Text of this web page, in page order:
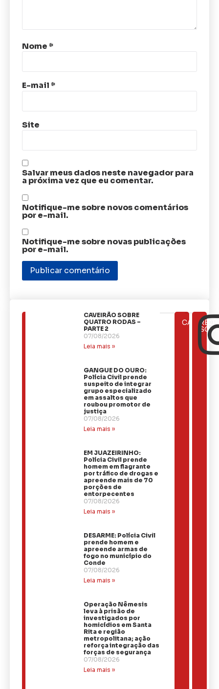
Nome*
E-mail*
Site
Salvar meus dados neste navegador para
a próxima vez que eu comentar.
Notifique-me sobre novos comentários
por e-mail.
Notifique-me sobre novas publicações
por e-mail.
CAVEIRÃO SOBRE
QUATRO RODAS –
PARTE 2
07/08/2026
Leia mais »
GANGUE DO OURO:
Polícia Civil prende
suspeito de integrar
grupo especializado
em assaltos que
roubou promotor de
justiça
07/08/2026
Leia mais »
EM JUAZEIRINHO:
Polícia Civil prende
homem em flagrante
por tráfico de drogas e
apreende mais de 70
porções de
entorpecentes
07/08/2026
Leia mais »
DESARME: Polícia Civil
prende homem e
apreende armas de
fogo no município do
Conde
07/08/2026
Leia mais »
Operação Nêmesis
leva à prisão de
investigados por
homicídios em Santa
Rita e região
metropolitana; ação
reforça integração das
forças de segurança
07/08/2026
Leia mais »